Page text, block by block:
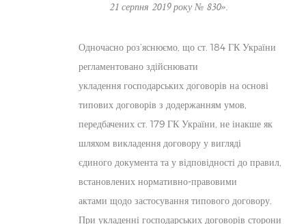
21 серпня 2019 року № 830».
Одночасно роз’яснюємо, що ст. 184 ГК України
регламентовано здійснювати
укладення господарських договорів на основі
типових договорів з додержанням умов,
передбачених ст. 179 ГК України, не інакше як
шляхом викладення договору у вигляді
єдиного документа та у відповідності до правил,
встановлених нормативно-правовими
актами щодо застосування типового договору.
При укладенні господарських договорів сторони